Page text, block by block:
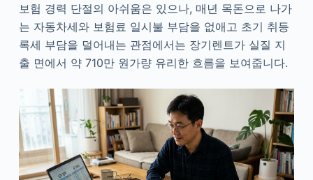
보험 경력 단절의 아쉬움은 있으나, 매년 목돈으로 나가
는 자동차세와 보험료 일시불 부담을 없애고 초기 취등
록세 부담을 덜어내는 관점에서는 장기렌트가 실질 지
출 면에서 약 710만 원가량 유리한 흐름을 보여줍니다.